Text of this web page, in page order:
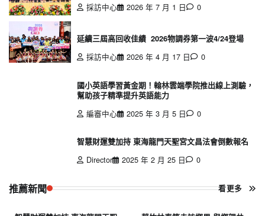
採訪中心
2026 年 7 月 1 日 0
延續三屆高回收佳績 2026物調券第一波4/24登場
採訪中心
2026 年 4 月 17 日 0
國小英語學習黃金期！翰林雲端學院推出線上測驗，
幫助孩子精準提升英語能力
編審中心
2025 年 3 月 5 日 0
智慧財運雙加持 東海龍門天聖宮文昌法會倒數報名
Director
2025 年 2 月 25 日 0
推薦新聞 看更多